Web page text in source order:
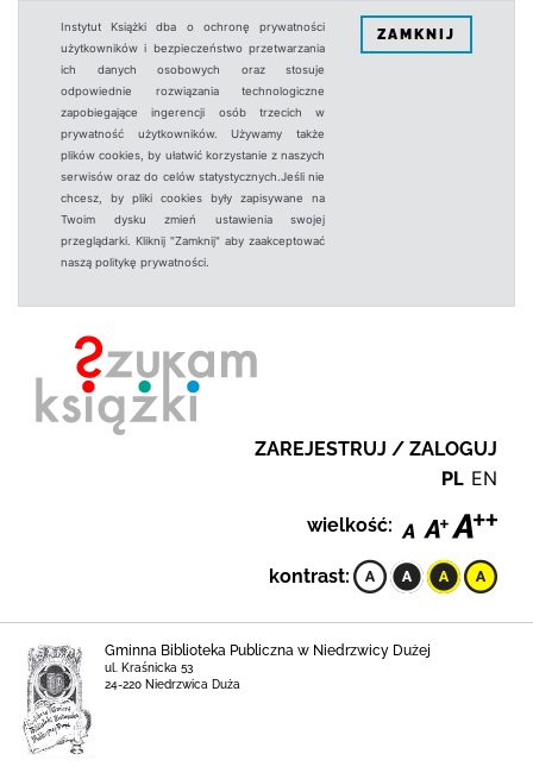
Instytut Książki dba o ochronę prywatności
użytkowników i bezpieczeństwo przetwarzania
ich danych osobowych oraz stosuje
odpowiednie rozwiązania technologiczne
zapobiegające ingerencji osób trzecich w
prywatność użytkowników. Używamy także
plików cookies, by ułatwić korzystanie z naszych
serwisów oraz do celów statystycznych.Jeśli nie
chcesz, by pliki cookies były zapisywane na
Twoim dysku zmień ustawienia swojej
przeglądarki. Kliknij "Zamknij" aby zaakceptować
naszą politykę prywatności.
ZAMKNIJ
ZAREJESTRUJ / ZALOGUJ
PL EN
wielkość:
kontrast:
Gminna Biblioteka Publiczna w Niedrzwicy Dużej
ul. Kraśnicka 53
24-220 Niedrzwica Duża